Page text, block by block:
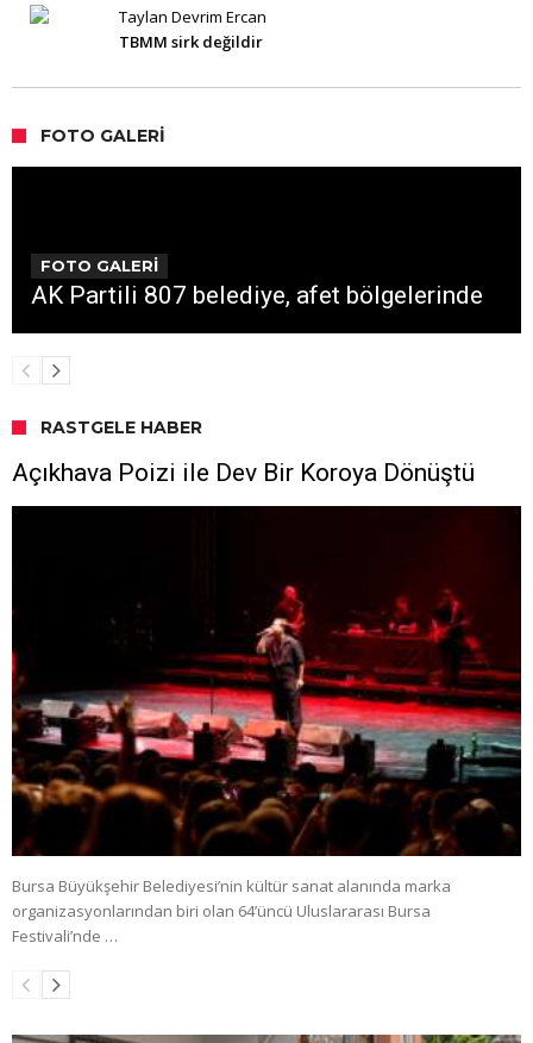
Taylan Devrim Ercan
TBMM sirk değildir
FOTO GALERI
FOTO GALERİ
AK Partili 807 belediye, afet bölgelerinde
RASTGELE HABER
Açıkhava Poizi ile Dev Bir Koroya Dönüştü
Bursa Büyükşehir Belediyesi’nin kültür sanat alanında marka
organizasyonlarından biri olan 64’üncü Uluslararası Bursa
Festivali’nde …